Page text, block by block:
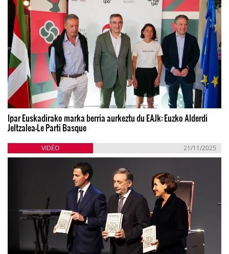
Ipar Euskadirako marka berria aurkeztu du EAJk: Euzko Alderdi
Jeltzalea-Le Parti Basque
VIDÉO 21/11/2025